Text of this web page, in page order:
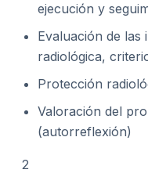
ejecución y
Evaluación de las
radiológica,
Protección
Valoración del
(autorreflexión)
2